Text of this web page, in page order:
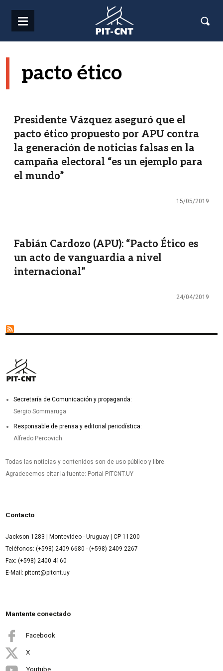
pacto ético
Presidente Vázquez aseguró que el
pacto ético propuesto por APU contra
la generación de noticias falsas en la
campaña electoral “es un ejemplo para
el mundo”
15/05/2019
Fabián Cardozo (APU): “Pacto Ético es
un acto de vanguardia a nivel
internacional”
24/04/2019
Secretaría de Comunicación y propaganda:
Sergio Sommaruga
Responsable de prensa y editorial periodística:
Alfredo Percovich
Todas las noticias y contenidos son de uso público y libre.
Agradecemos citar la fuente: Portal PITCNT.UY
Contacto
Jackson 1283 | Montevideo - Uruguay | CP 11200
Teléfonos: (+598) 2409 6680 - (+598) 2409 2267
Fax: (+598) 2400 4160
E-Mail: pitcnt@pitcnt.uy
Mantente conectado
Facebook
X
Youtube